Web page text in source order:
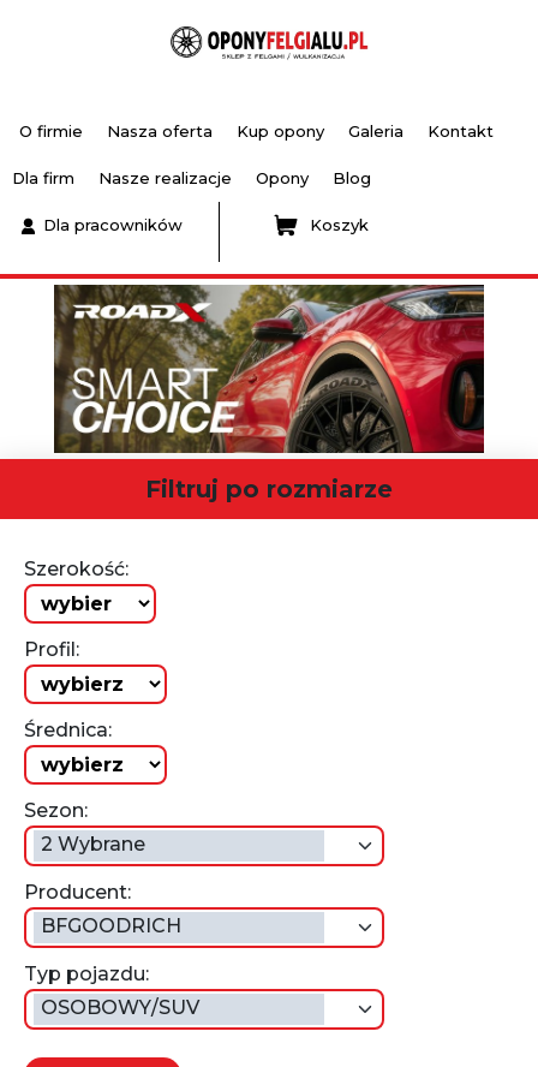
O firmie Nasza oferta Kup opony Galeria Kontakt
Dla firm Nasze realizacje Opony Blog
Dla pracowników Koszyk
Filtruj po rozmiarze
Szerokość:
Profil:
Średnica:
Sezon:
2 Wybrane
Producent:
BFGOODRICH
Typ pojazdu:
OSOBOWY/SUV